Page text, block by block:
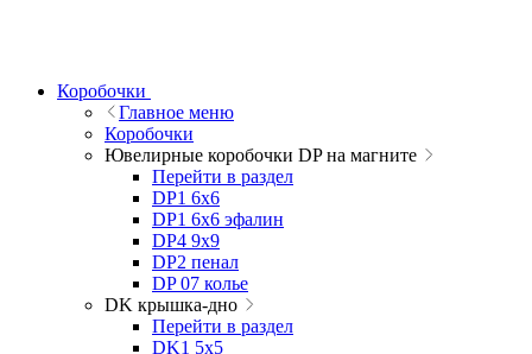
Коробочки
Главное меню
Коробочки
Ювелирные коробочки DP на магните
Перейти в раздел
DP1 6x6
DP1 6x6 эфалин
DP4 9x9
DP2 пенал
DP 07 колье
DK крышка-дно
Перейти в раздел
DK1 5x5